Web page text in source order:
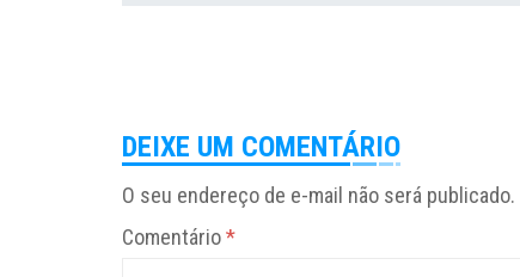
DEIXE UM COMENTÁRIO
O seu endereço de e-mail não será publicado.
Comentário*